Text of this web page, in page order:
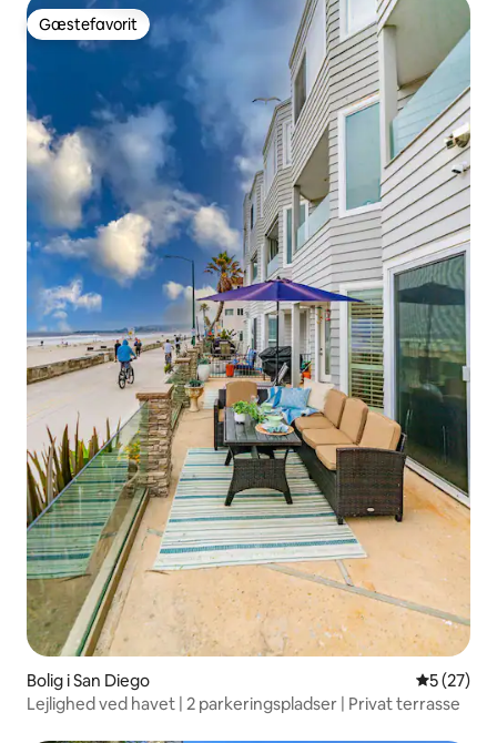
Gæstefavorit
Gæstefavorit
Bolig i San Diego 5 ud af 5 i
5 (27)
Lejlighed ved havet | 2 parkeringspladser | Privat terrasse